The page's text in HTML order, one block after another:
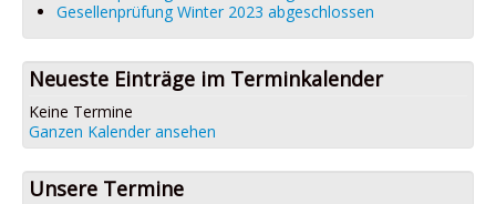
Gesellenprüfung Winter 2023 abgeschlossen
Neueste Einträge im Terminkalender
Keine Termine
Ganzen Kalender ansehen
Unsere Termine